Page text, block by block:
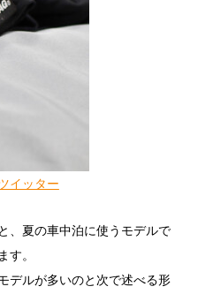
イッター
、夏の車中泊に使うモデルで
。
デルが多いのと次で述べる形